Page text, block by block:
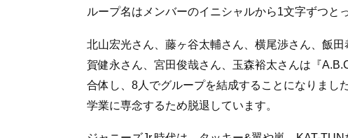
ループ名はメンバーのイニシャルから1文字ずつと
北山宏光さん、藤ヶ谷太輔さん、横尾渉さん、飯
賀健永さん、宮田俊哉さん、玉森裕太さんは『
合体し、8人でグループを結成することになりまし
学業に専念するため脱退しています。